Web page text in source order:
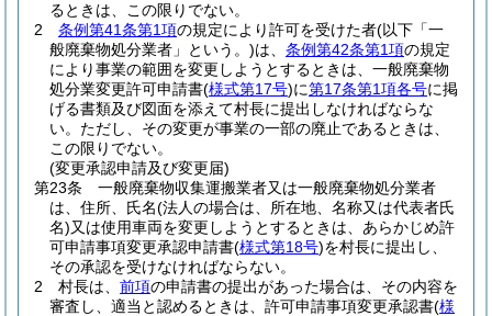
るときは、この限りでない。
2
条例第41条第1項の規定により許可を受けた者(以下「一
般廃棄物処分業者」という。)は、 条例第42条第1項の規定
により事業の範囲を変更しようとするときは、一般廃棄物
処分業変更許可申請書(様式第17号)に第17条第1項各号に掲
げる書類及び図面を添えて村長に提出しなければならな
い。 ただし、その変更が事業の一部の廃止であるときは、
この限りでない。
(変更承認申請及び変更届)
第23条
一般廃棄物収集運搬業者又は一般廃棄物処分業者
は、住所、氏名(法人の場合は、所在地、名称又は代表者氏
名)又は使用車両を変更しようとするときは、あらかじめ許
可申請事項変更承認申請書(様式第18号)を村長に提出し、
その承認を受けなければならない。
2
村長は、 前項の申請書の提出があった場合は、その内容を
審査し、適当と認めるときは、許可申請事項変更承認書(様